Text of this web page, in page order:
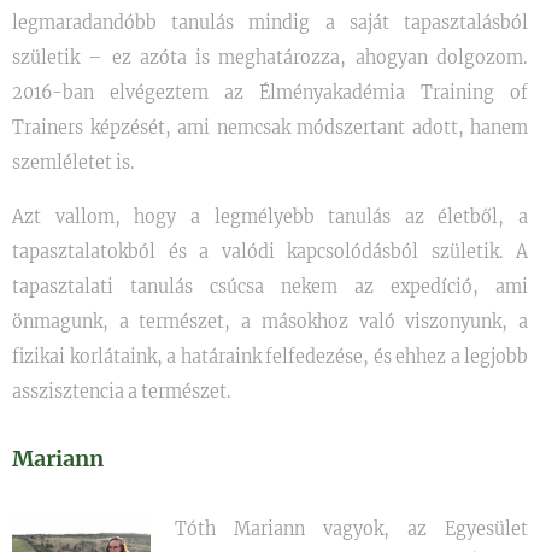
legmaradandóbb tanulás mindig a saját tapasztalásból
születik – ez azóta is meghatározza, ahogyan dolgozom.
2016-ban elvégeztem az Élményakadémia Training of
Trainers képzését, ami nemcsak módszertant adott, hanem
szemléletet is.
Azt vallom, hogy a legmélyebb tanulás az életből, a
tapasztalatokból és a valódi kapcsolódásból születik. A
tapasztalati tanulás csúcsa nekem az expedíció, ami
önmagunk, a természet, a másokhoz való viszonyunk, a
fizikai korlátaink, a határaink felfedezése, és ehhez a legjobb
asszisztencia a természet.
Mariann
Tóth Mariann vagyok, az Egyesület